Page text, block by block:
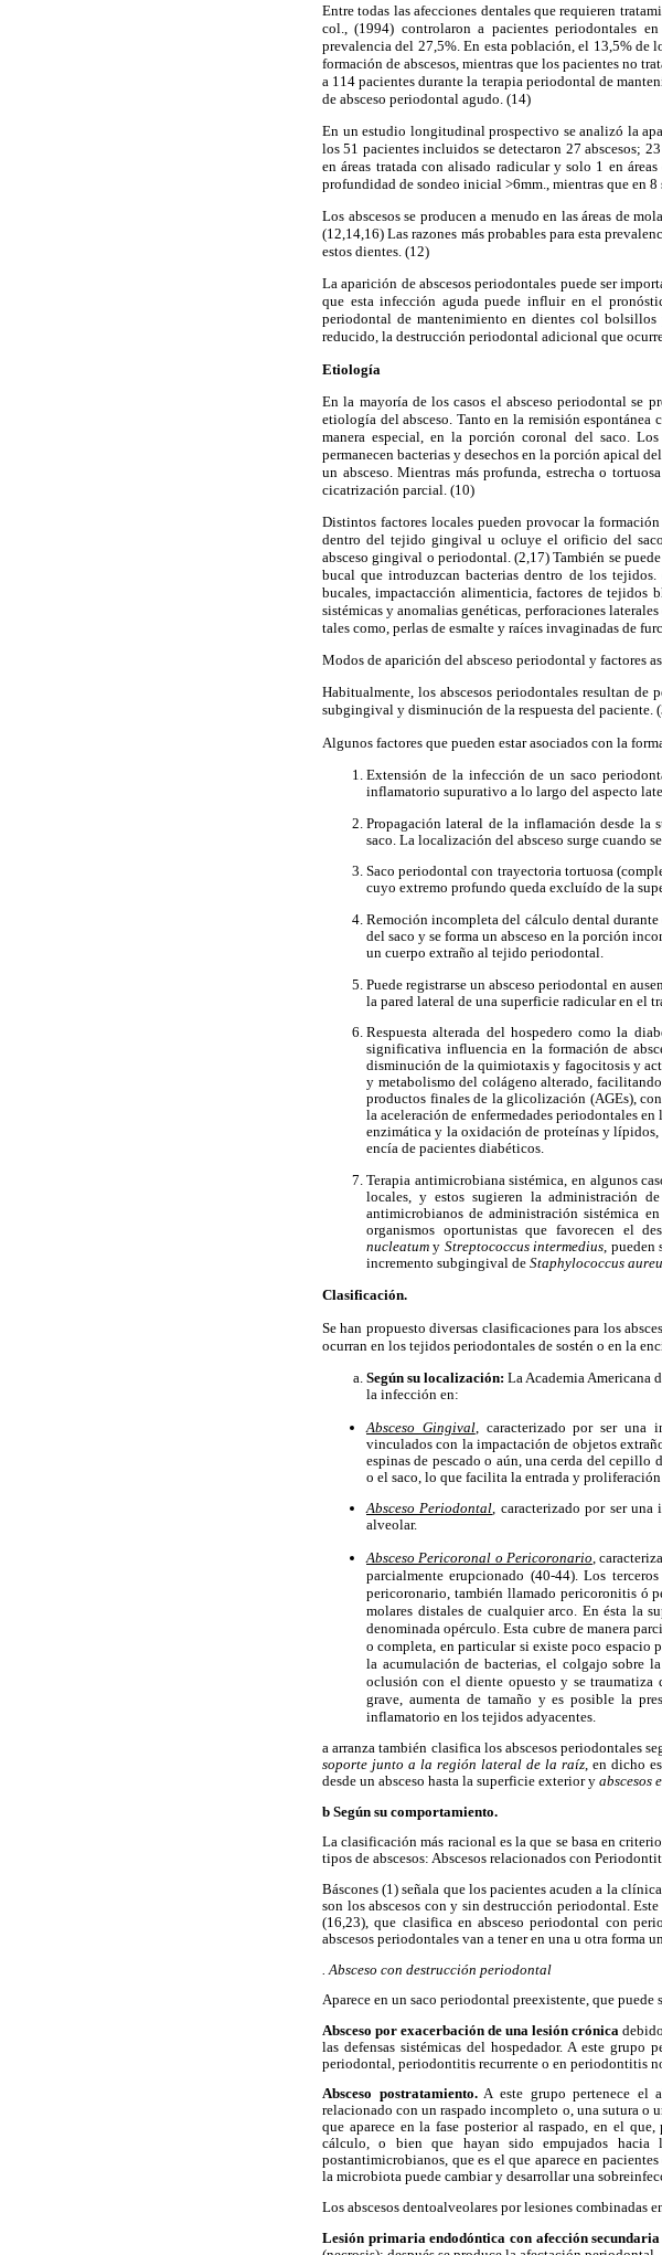
Entre todas las afecciones dentales que requieren
col., (1994) controlaron a pacientes periodontales
prevalencia del 27,5%. En esta población, el 13,5% de
formación de abscesos, mientras que los pacientes no
a 114 pacientes durante la terapia periodontal de
de absceso periodontal agudo. (14)
En un estudio longitudinal prospectivo se analizó la
los 51 pacientes incluidos se detectaron 27 abscesos;
en áreas tratada con alisado radicular y solo 1 en
profundidad de sondeo inicial >6mm., mientras que en
Los abscesos se producen a menudo en las áreas de
(12,14,16) Las razones más probables para esta
estos dientes. (12)
La aparición de abscesos periodontales puede ser
que esta infección aguda puede influir en el
periodontal de mantenimiento en dientes col bolsillos
reducido, la destrucción periodontal adicional que
Etiología
En la mayoría de los casos el absceso periodontal se
etiología del absceso. Tanto en la remisión
manera especial, en la porción coronal del saco.
permanecen bacterias y desechos en la porción apical
un absceso. Mientras más profunda, estrecha o
cicatrización parcial. (10)
Distintos factores locales pueden provocar la
dentro del tejido gingival u ocluye el orificio del
absceso gingival o periodontal. (2,17) También se
bucal que introduzcan bacterias dentro de los
bucales, impactacción alimenticia, factores de tejidos
sistémicas y anomalias genéticas, perforaciones
tales como, perlas de esmalte y raíces invaginadas de
Modos de aparición del absceso periodontal y factores
Habitualmente, los abscesos periodontales resultan
subgingival y disminución de la respuesta del paciente.
Algunos factores que pueden estar asociados con la
Extensión de la infección de un saco
inflamatorio supurativo a lo largo del aspecto
Propagación lateral de la inflamación desde
saco. La localización del absceso surge cuando
Saco periodontal con trayectoria tortuosa
cuyo extremo profundo queda excluído de la
Remoción incompleta del cálculo dental
del saco y se forma un absceso en la porción
un cuerpo extraño al tejido periodontal.
Puede registrarse un absceso periodontal en
la pared lateral de una superficie radicular en el
Respuesta alterada del hospedero como la
significativa influencia en la formación de
disminución de la quimiotaxis y fagocitosis y
y metabolismo del colágeno alterado,
productos finales de la glicolización (AGEs),
la aceleración de enfermedades periodontales
enzimática y la oxidación de proteínas y lípidos,
encía de pacientes diabéticos.
Terapia antimicrobiana sistémica, en algunos
locales, y estos sugieren la administración
antimicrobianos de administración sistémica
organismos oportunistas que favorecen el
nucleatum y Streptococcus intermedius, pueden
incremento subgingival de Staphylococcus
Clasificación.
Se han propuesto diversas clasificaciones para los
ocurran en los tejidos periodontales de sostén o en la
Según su localización: La Academia Americana
la infección en:
Absceso Gingival, caracterizado por ser una
vinculados con la impactación de objetos
espinas de pescado o aún, una cerda del
o el saco, lo que facilita la entrada y proliferación
Absceso Periodontal, caracterizado por ser
alveolar.
Absceso Pericoronal o Pericoronario ,
parcialmente erupcionado (40-44). Los
pericoronario, también llamado pericoronitis ó
molares distales de cualquier arco. En ésta la
denominada opérculo. Esta cubre de manera
o completa, en particular si existe poco espacio
la acumulación de bacterias, el colgajo sobre
oclusión con el diente opuesto y se traumatiza
grave, aumenta de tamaño y es posible la
inflamatorio en los tejidos adyacentes.
a arranza también clasifica los abscesos periodontales
soporte junto a la región lateral de la raíz, en dicho
desde un absceso hasta la superficie exterior y abscesos
b Según su comportamiento.
La clasificación más racional es la que se basa en
tipos de abscesos: Abscesos relacionados con
Báscones (1) señala que los pacientes acuden a la
son los abscesos con y sin destrucción periodontal.
(16,23), que clasifica en absceso periodontal con
abscesos periodontales van a tener en una u otra forma
. Absceso con destrucción periodontal
Aparece en un saco periodontal preexistente, que puede
Absceso por exacerbación de una lesión crónica
las defensas sistémicas del hospedador. A este grupo
periodontal, periodontitis recurrente o en periodontitis
Absceso postratamiento.A este grupo pertenece el
relacionado con un raspado incompleto o, una sutura o
que aparece en la fase posterior al raspado, en el
cálculo, o bien que hayan sido empujados hacia
postantimicrobianos, que es el que aparece en
la microbiota puede cambiar y desarrollar una
Los abscesos dentoalveolares por lesiones combinadas
Lesión primaria endodóntica con afección